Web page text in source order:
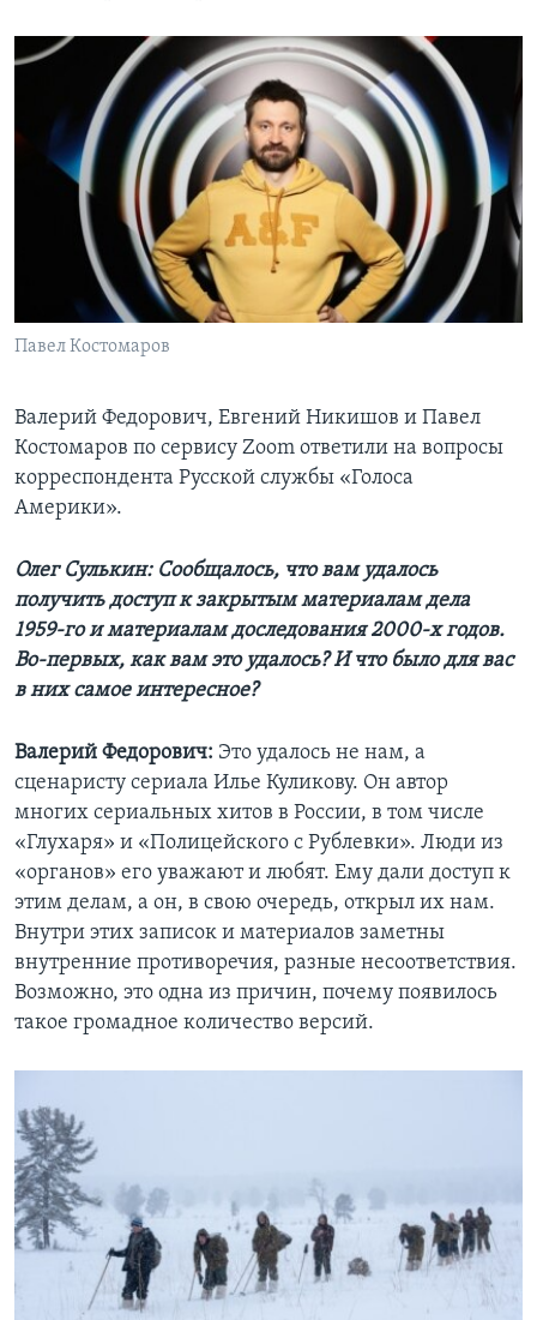
Павел Костомаров
Валерий Федорович, Евгений Никишов и Павел
Костомаров по сервису Zoom ответили на вопросы
корреспондента Русской службы «Голоса
Америки».
Олег Сулькин: Сообщалось, что вам удалось
получить доступ к закрытым материалам дела
1959-го и материалам доследования 2000-х годов.
Во-первых, как вам это удалось? И что было для вас
в них самое интересное?
Валерий Федорович: Это удалось не нам, а
сценаристу сериала Илье Куликову. Он автор
многих сериальных хитов в России, в том числе
«Глухаря» и «Полицейского с Рублевки». Люди из
«органов» его уважают и любят. Ему дали доступ к
этим делам, а он, в свою очередь, открыл их нам.
Внутри этих записок и материалов заметны
внутренние противоречия, разные несоответствия.
Возможно, это одна из причин, почему появилось
такое громадное количество версий.